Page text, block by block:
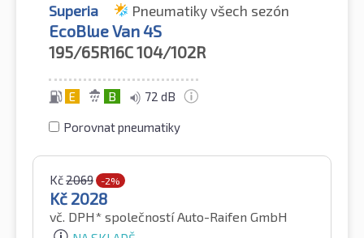
Superia Pneumatiky všech sezón
EcoBlue Van 4S
195/65R16C104/102R
E B 72 dB
Porovnat pneumatiky
Kč2069 -2%
Kč 2028
vč. DPH* společností Auto-Raifen GmbH